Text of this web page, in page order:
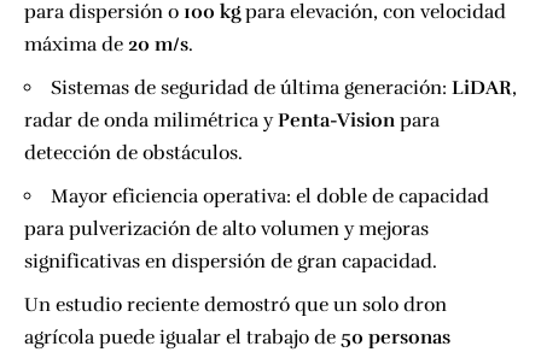
para dispersión o 100 kgpara elevación, con velocidad
máxima de 20 m/s.
Sistemas de seguridad de última generación: LiDAR,
radar de onda milimétrica yPenta-Vision para
detección de obstáculos.
Mayor eficiencia operativa: el doble de capacidad
para pulverización de alto volumen y mejoras
significativas en dispersión de gran capacidad.
Un estudio reciente demostró que un solo dron
agrícola puede igualar el trabajo de 50 personas